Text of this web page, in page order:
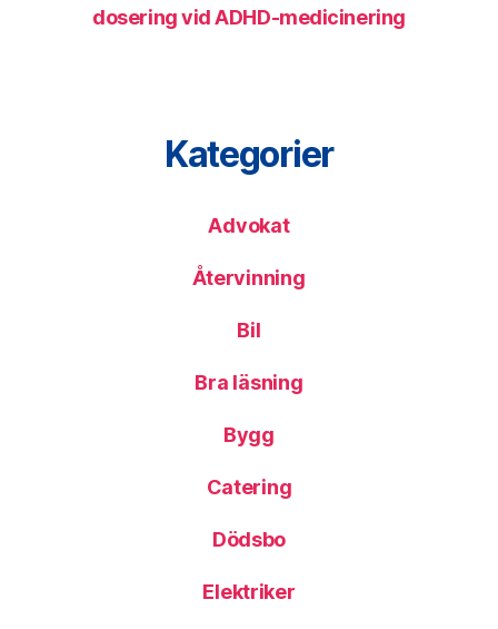
dosering vid ADHD-medicinering
Kategorier
Advokat
Återvinning
Bil
Bra läsning
Bygg
Catering
Dödsbo
Elektriker